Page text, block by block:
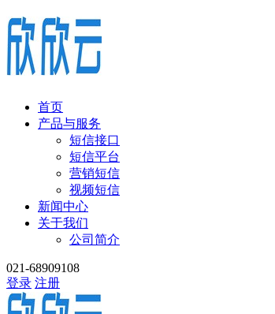
首页
产品与服务
短信接口
短信平台
营销短信
视频短信
新闻中心
关于我们
公司简介
021-68909108
登录 注册